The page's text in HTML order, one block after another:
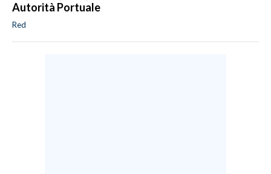
Autorità Portuale
Red